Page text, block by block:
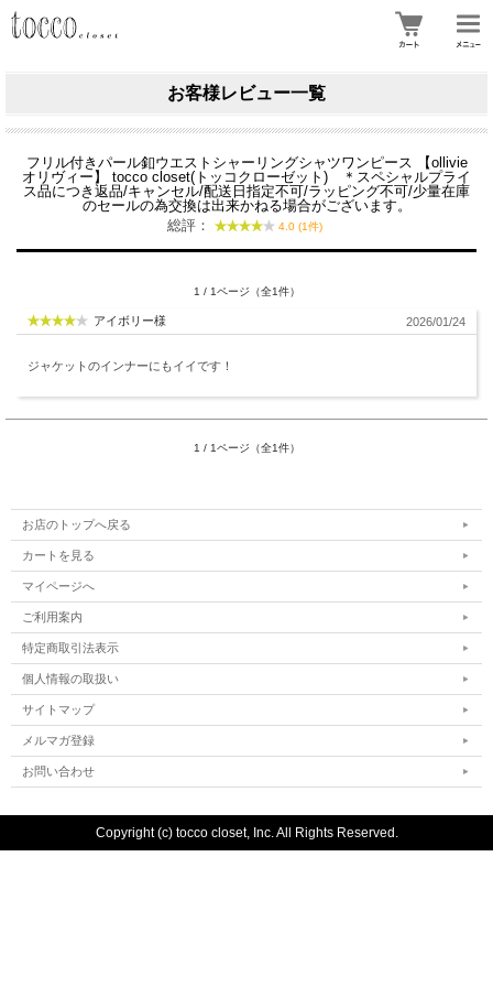
お客様レビュー一覧
フリル付きパール釦ウエストシャーリングシャツワンピース 【ollivie
オリヴィー】 tocco closet(トッコクローゼット) ＊スペシャルプライ
ス品につき返品/キャンセル/配送日指定不可/ラッピング不可/少量在庫
のセールの為交換は出来かねる場合がございます。
総評：
4.0 (1件)
1 / 1ページ（全1件）
アイボリー様 2026/01/24
ジャケットのインナーにもイイです！
1 / 1ページ（全1件）
お店のトップへ戻る
カートを見る
マイページへ
ご利用案内
特定商取引法表示
個人情報の取扱い
サイトマップ
メルマガ登録
お問い合わせ
Copyright (c) tocco closet, Inc. All Rights Reserved.